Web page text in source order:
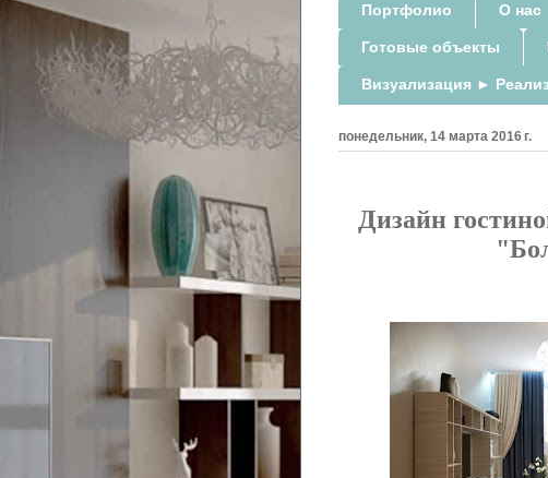
Портфолио О нас
Готовые объекты
Визуализация ►
понедельник, 14 марта 2016 г.
Дизайн